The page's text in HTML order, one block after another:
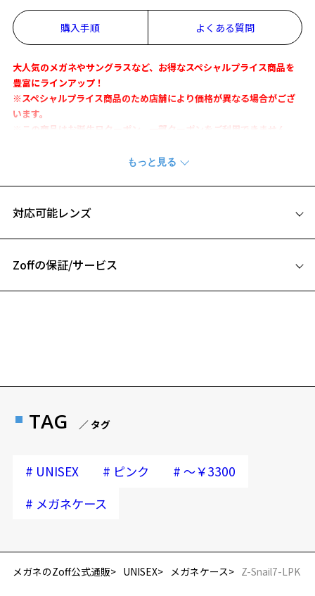
お気に入りに追加済です。
お気に入りリストは
こちら
購入手順 よくある質問
大人気のメガネやサングラスなど、お得なスペシャルプライス商品を
豊富にラインアップ！
※スペシャルプライス商品のため店舗により価格が異なる場合がござ
います。
※この商品はお誕生日クーポン、一部クーポンをご利用できません。
軽量のアルミ素材で携帯しやすく、外側と内側のコントラストを楽し
サイズ
W:16cm×D:5cm×H:4cm
合成皮革、アルミ
対応可能レンズ
フレームとレンズの合計料金を知りたい方へ
Zoffの保証/サービス
日または発送日より１年間修理又は交換させて頂
延長されません。
安心2 視力測定無料
TAG ／ タグ
# UNISEX # ピンク # ～￥3300
# メガネケース
メガネのZoff公式通販 UNISEX メガネケース Z-Snail7-LPK